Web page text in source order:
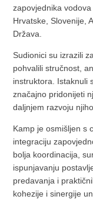
zapovjednika
Hrvatske, Slovenije,
Država.
Sudionici su izrazili
pohvalili stručnost,
instruktora. Istaknuli
značajno pridonijeti
daljnjem razvoju
Kamp je osmišljen s
integraciju
bolja koordinacija,
ispunjavanju
predavanja i
kohezije i sinergije